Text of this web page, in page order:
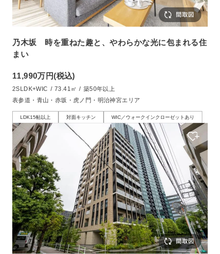
乃木坂 時を重ねた趣と、やわらかな光に包まれる住
まい
11,990万円(税込)
2SLDK+WIC / 73.41㎡ / 築50年以上
表参道・青山・赤坂・虎ノ門・明治神宮エリア
LDK15帖以上 対面キッチン WIC／ウォークインクローゼットあり